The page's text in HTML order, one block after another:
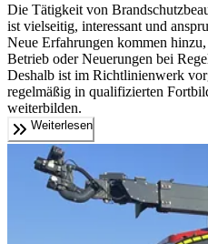
Die Tätigkeit von
ist vielseitig, interessant und
Neue Erfahrungen kommen
Betrieb oder Neuerungen bei
Deshalb ist im Richtlinienwerk
regelmäßig in qualifizierten
weiterbilden.
Weiterlesen